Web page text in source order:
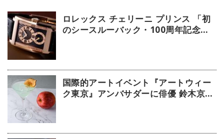
ロレックス チェリーニ プリンス 「初
のシースルーバック・100周年記念モ
国際的アートイベント『アートウィー
ク東京』アンバサダーに俳優 鈴木京香